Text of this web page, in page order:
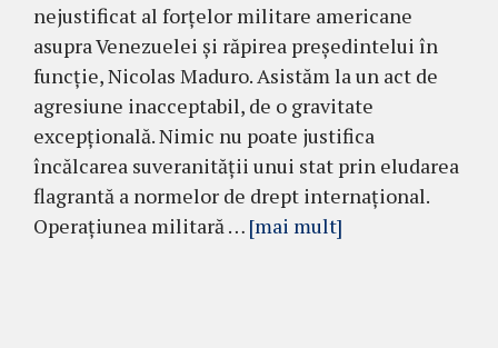
nejustificat al forțelor militare americane
asupra Venezuelei și răpirea președintelui în
funcție, Nicolas Maduro. Asistăm la un act de
agresiune inacceptabil, de o gravitate
excepțională. Nimic nu poate justifica
încălcarea suveranității unui stat prin eludarea
flagrantă a normelor de drept internațional.
Operațiunea militară … [mai mult]